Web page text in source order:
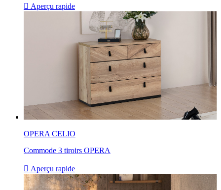
 Aperçu rapide
OPERA CELIO
Commode 3 tiroirs OPERA
 Aperçu rapide